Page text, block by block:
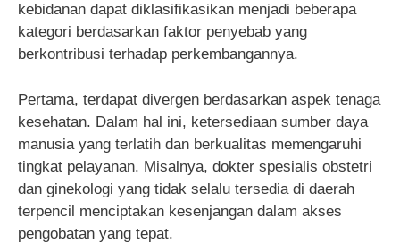
kebidanan dapat diklasifikasikan menjadi beberapa
kategori berdasarkan faktor penyebab yang
berkontribusi terhadap perkembangannya.
Pertama, terdapat divergen berdasarkan aspek tenaga
kesehatan. Dalam hal ini, ketersediaan sumber daya
manusia yang terlatih dan berkualitas memengaruhi
tingkat pelayanan. Misalnya, dokter spesialis obstetri
dan ginekologi yang tidak selalu tersedia di daerah
terpencil menciptakan kesenjangan dalam akses
pengobatan yang tepat.